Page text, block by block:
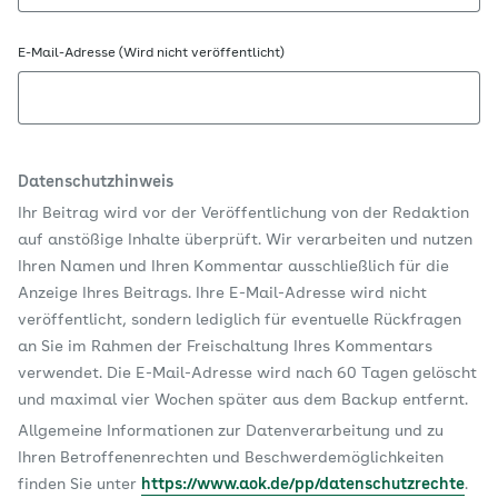
E-Mail-Adresse (Wird nicht veröffentlicht)
Datenschutzhinweis
Ihr Beitrag wird vor der Veröffentlichung von der Redaktion
auf anstößige Inhalte überprüft. Wir verarbeiten und nutzen
Ihren Namen und Ihren Kommentar ausschließlich für die
Anzeige Ihres Beitrags. Ihre E-Mail-Adresse wird nicht
veröffentlicht, sondern lediglich für eventuelle Rückfragen
an Sie im Rahmen der Freischaltung Ihres Kommentars
verwendet. Die E-Mail-Adresse wird nach 60 Tagen gelöscht
und maximal vier Wochen später aus dem Backup entfernt.
Allgemeine Informationen zur Datenverarbeitung und zu
Ihren Betroffenenrechten und Beschwerdemöglichkeiten
finden Sie unter https://www.aok.de/pp/datenschutzrechte.